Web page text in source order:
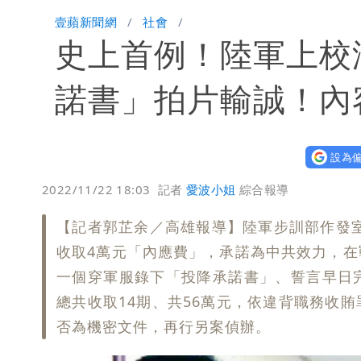
黑面嫁女席開200桌搞成演唱會 她嫌
以色列媒體驚爆：伊朗最高領袖緊急送
澎湖13兒女擠住10坪屋 媽帶補助款
桃園復興宣布今停班課！全台放假情形
慈濟遭詐10億 他點名顏博文下台：認
颱風相當有感！海警持續到明晨 北部
壹蘋新聞網 社會
史上首例！陸軍上
諾書」拍片輸誠！
設為偏
2022/11/22 18:03 記者愛波小姐 綜合報導
【記者郭芷余／高雄報導】陸軍步訓部作
收取4萬元「內應費」，承諾為中共效力，
一個穿軍服錄下「投降承諾書」、誓言早
總共收取14期、共56萬元，依違背職務收
否為機密文件，再行另案偵辦。